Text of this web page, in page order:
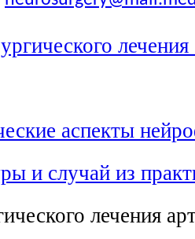
аспекты
и случай из
лечения